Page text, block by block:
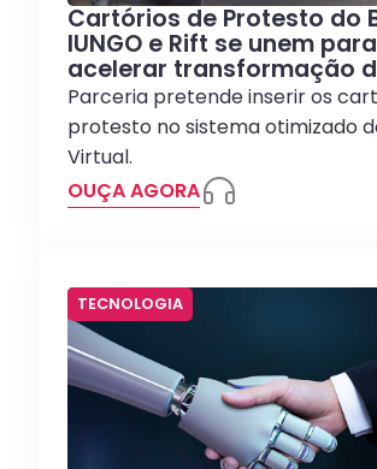
Cartórios de Protesto do
IUNGO e Rift se unem para
acelerar transformação
Parceria pretende inserir os
protesto no sistema otimizado
Virtual.
OUÇA AGORA
TECNOLOGIA